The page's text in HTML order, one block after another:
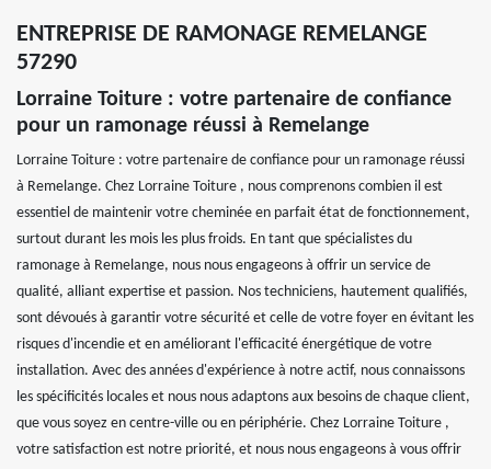
ENTREPRISE DE RAMONAGE REMELANGE
57290
Lorraine Toiture : votre partenaire de confiance
pour un ramonage réussi à Remelange
Lorraine Toiture : votre partenaire de confiance pour un ramonage réussi
à Remelange. Chez Lorraine Toiture , nous comprenons combien il est
essentiel de maintenir votre cheminée en parfait état de fonctionnement,
surtout durant les mois les plus froids. En tant que spécialistes du
ramonage à Remelange, nous nous engageons à offrir un service de
qualité, alliant expertise et passion. Nos techniciens, hautement qualifiés,
sont dévoués à garantir votre sécurité et celle de votre foyer en évitant les
risques d'incendie et en améliorant l'efficacité énergétique de votre
installation. Avec des années d'expérience à notre actif, nous connaissons
les spécificités locales et nous nous adaptons aux besoins de chaque client,
que vous soyez en centre-ville ou en périphérie. Chez Lorraine Toiture ,
votre satisfaction est notre priorité, et nous nous engageons à vous offrir